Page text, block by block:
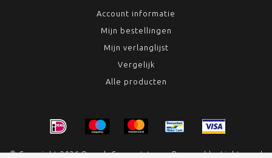
Account informatie
Mijn bestellingen
Mijn verlanglijst
Vergelijk
Alle producten
© Copyright 2026 Rumah Conceptstore - Powered byLightspeed